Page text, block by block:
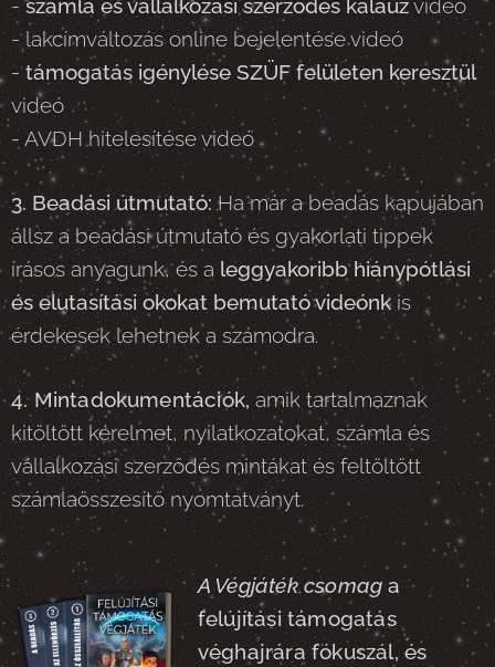
-számla és vállalkozási szerződés kalauzvideó
- lakcímváltozás online bejelentése videó
-támogatás igénylése SZÜF felületen keresztül
videó
- AVDH hitelesítése videó
3. Beadási útmutató: Ha már a beadás kapujában
állsz a beadási útmutató és gyakorlati tippek
írásos anyagunk, és a leggyakoribb hiánypótlási
és elutasítási okokat bemutató videónk is
érdekesek lehetnek a számodra.
4. Mintadokumentációk,amik tartalmaznak
kitöltött kérelmet, nyilatkozatokat, számla és
vállalkozási szerződés mintákat és feltöltött
számlaösszesítő nyomtatványt.
A Végjáték csomag a
felújítási támogatás
véghajrára fókuszál, és